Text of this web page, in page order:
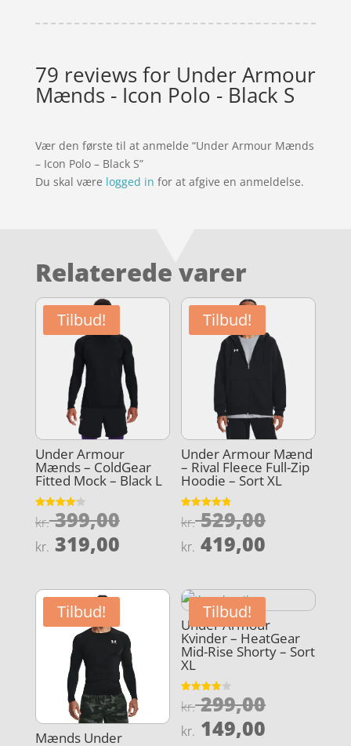
79 reviews for Under Armour
Mænds - Icon Polo - Black S
Vær den første til at anmelde “Under Armour Mænds
– Icon Polo – Black S”
Du skal være logged in for at afgive en anmeldelse.
Relaterede varer
Tilbud!
Under Armour
Mænds – ColdGear
Fitted Mock – Black L
Vurderet
4.2
kr.399,00Den
oprindelige
kr. 399,00.
kr. 319,00Den
pris
er:
kr. 319,00.
Tilbud!
Under Armour Mænd
– Rival Fleece Full-Zip
Hoodie – Sort XL
Vurderet
4.8
kr.529,00Den
kr.
kr. 419,00
pris
er:
kr.
Tilbud!
Mænds Under
Tilbud!
Under Armour
Kvinder – HeatGear
Mid-Rise Shorty – Sort
XL
Vurderet
3.9
kr.299,00Den
kr. 149,00